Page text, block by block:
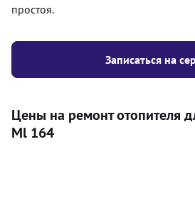
Записаться на
простоя.
Цены на ремонт отопителя
Ml 164